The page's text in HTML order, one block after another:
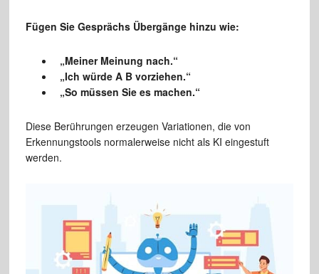
Fügen Sie Gesprächs Übergänge hinzu wie:
„Meiner Meinung nach.“
„Ich würde A B vorziehen.“
„So müssen Sie es machen.“
Diese Berührungen erzeugen Variationen, die von
Erkennungstools normalerweise nicht als KI eingestuft
werden.